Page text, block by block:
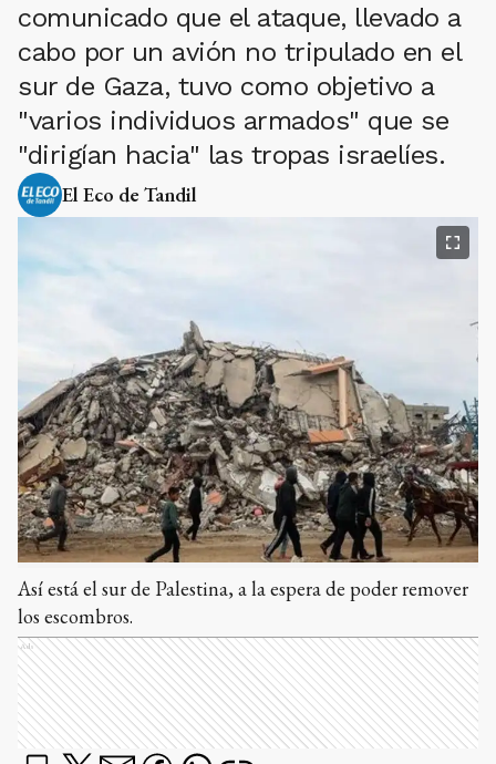
comunicado que el ataque, llevado a
cabo por un avión no tripulado en el
sur de Gaza, tuvo como objetivo a
"varios individuos armados" que se
"dirigían hacia" las tropas israelíes.
El Eco de Tandil
Así está el sur de Palestina, a la espera de poder remover
los escombros.
Ads